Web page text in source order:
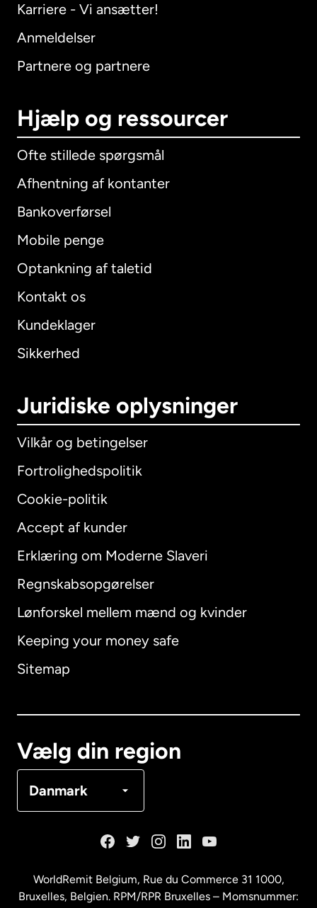
Karriere - Vi ansætter!
Anmeldelser
Partnere og partnere
Hjælp og ressourcer
Ofte stillede spørgsmål
Afhentning af kontanter
Bankoverførsel
Mobile penge
Optankning af taletid
Kontakt os
Kundeklager
Sikkerhed
Juridiske oplysninger
Vilkår og betingelser
Fortrolighedspolitik
Cookie-politik
Accept af kunder
Erklæring om Moderne Slaveri
Regnskabsopgørelser
Lønforskel mellem mænd og kvinder
Keeping your money safe
Sitemap
Vælg din region
Danmark
International English
Australien
WorldRemit Belgium, Rue du Commerce 31 1000,
Bruxelles, Belgien. RPM/RPR Bruxelles – Momsnummer: